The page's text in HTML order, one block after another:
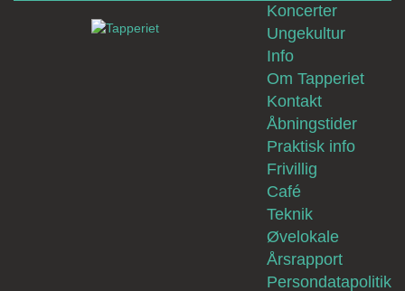
Koncerter
Ungekultur
Info
Om Tapperiet
Kontakt
Åbningstider
Praktisk info
Frivillig
Café
Teknik
Øvelokale
Årsrapport
Persondatapolitik